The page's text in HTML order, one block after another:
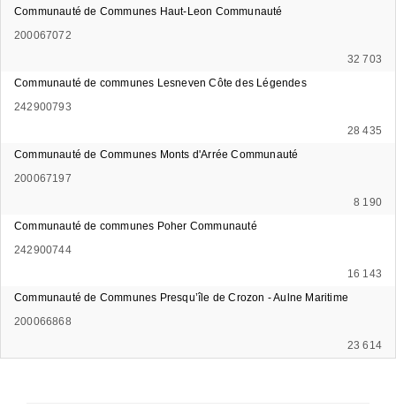
Communauté de Communes Haut-Leon Communauté
200067072
32 703
Communauté de communes Lesneven Côte des Légendes
242900793
28 435
Communauté de Communes Monts d'Arrée Communauté
200067197
8 190
Communauté de communes Poher Communauté
242900744
16 143
Communauté de Communes Presqu’île de Crozon - Aulne Maritime
200066868
23 614